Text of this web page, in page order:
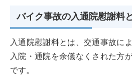
バイク事故の入通院慰謝料
入通院慰謝料とは、交通事故に
入院・通院を余儀なくされた方
です。